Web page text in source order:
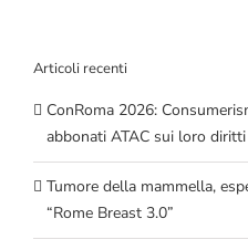
Articoli recenti
ConRoma 2026:
abbonati ATAC sui loro
Tumore della mammella,
“Rome Breast 3.0”